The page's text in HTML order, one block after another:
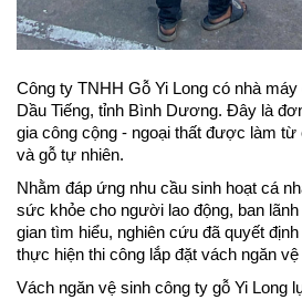
Công ty TNHH Gỗ Yi Long có nhà
Dầu Tiếng, tỉnh Bình Dương. Đây là
gia công cộng - ngoại thất được làm từ
và gỗ tự nhiên.
Nhằm đáp ứng nhu cầu sinh hoạt cá
sức khỏe cho người lao động, ban
gian tìm hiểu, nghiên cứu đã quyết
thực hiện thi công lắp đặt vách ngăn
Vách ngăn vệ sinh công ty gỗ Yi Long